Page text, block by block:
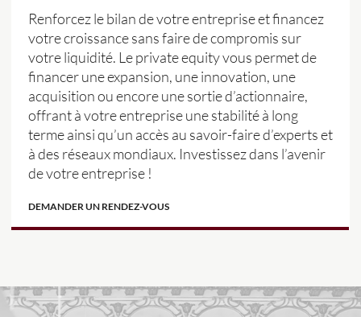
Renforcez le bilan de votre entreprise et financez
votre croissance sans faire de compromis sur
votre liquidité. Le private equity vous permet de
financer une expansion, une innovation, une
acquisition ou encore une sortie d’actionnaire,
offrant à votre entreprise une stabilité à long
terme ainsi qu’un accès au savoir-faire d’experts et
à des réseaux mondiaux. Investissez dans l’avenir
de votre entreprise !
DEMANDER UN RENDEZ-VOUS